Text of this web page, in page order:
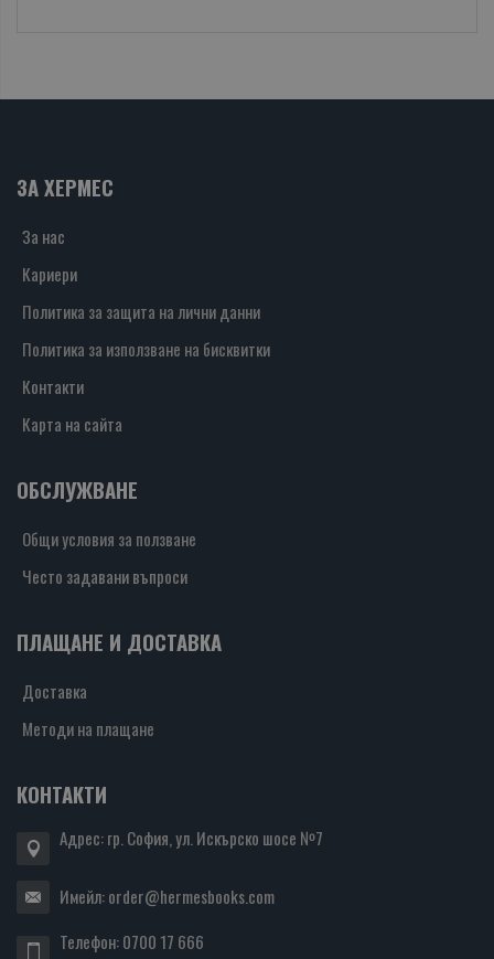
ЗА ХЕРМЕС
За нас
Кариери
Политика за защита на лични данни
Политика за използване на бисквитки
Контакти
Карта на сайта
ОБСЛУЖВАНЕ
Общи условия за ползване
Често задавани въпроси
ПЛАЩАНЕ И ДОСТАВКА
Доставка
Методи на плащане
КОНТАКТИ
Адрес: гр. София, ул. Искърско шосе №7
Имейл:order@hermesbooks.com
Телефон:0700 17 666